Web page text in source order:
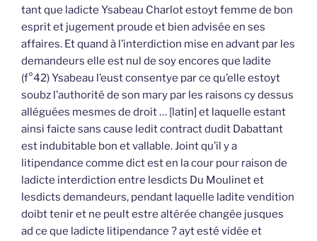
tant que ladicte Ysabeau Charlot estoyt femme de bon
esprit et jugement proude et bien advisée en ses
affaires. Et quand à l’interdiction mise en advant par les
demandeurs elle est nul de soy encores que ladite
(f°42) Ysabeau l’eust consentye par ce qu’elle estoyt
soubz l’authorité de son mary par les raisons cy dessus
alléguées mesmes de droit … [latin] et laquelle estant
ainsi faicte sans cause ledit contract dudit Dabattant
est indubitable bon et vallable. Joint qu’il y a
litipendance comme dict est en la cour pour raison de
ladicte interdiction entre lesdicts Du Moulinet et
lesdicts demandeurs, pendant laquelle ladite vendition
doibt tenir et ne peult estre altérée changée jusques
ad ce que ladicte litipendance ? ayt esté vidée et